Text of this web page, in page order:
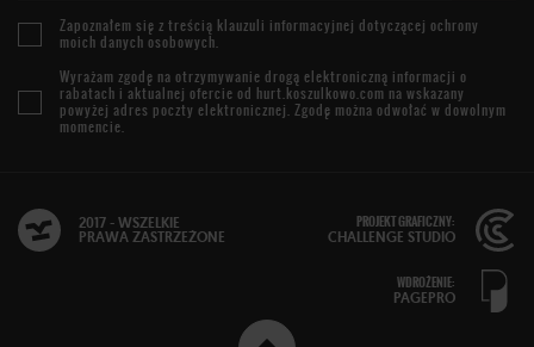
Zapoznałem się z treścią klauzuli informacyjnej dotyczącej ochrony
moich danych osobowych.
Wyrażam zgodę na otrzymywanie drogą elektroniczną informacji o
rabatach i aktualnej ofercie od hurt.koszulkowo.com na wskazany
powyżej adres poczty elektronicznej. Zgodę można odwołać w dowolnym
momencie.
2017 - WSZELKIE
PRAWA ZASTRZEŻONE
PROJEKT GRAFICZNY:
CHALLENGE STUDIO
WDROŻENIE:
PAGEPRO